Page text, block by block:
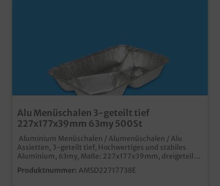
Alu Menüschalen 3-geteilt tief
227x177x39mm 63my 500St
Aluminium Menüschalen / Alumenüschalen / Alu
Assietten, 3-geteilt tief, Hochwertiges und stabiles
Aluminium, 63my, Maße: 227x177x39mm, dreigeteilt
500 Stück im Karton Ideal für den Einsatz in
Gastronomie, Imbiss und Außerhaus Geschäft tiefe
Produktnummer: AMSD22717738E